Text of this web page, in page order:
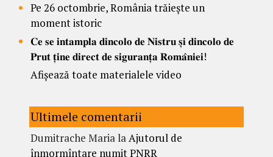
Pe 26 octombrie, România trăiește un
moment istoric
𝐂𝐞 𝐬𝐞 𝐢𝐧𝐭𝐚𝐦𝐩𝐥𝐚 𝐝𝐢𝐧𝐜𝐨𝐥𝐨 𝐝𝐞 𝐍𝐢𝐬𝐭𝐫𝐮 𝐬̦𝐢 𝐝𝐢𝐧𝐜𝐨𝐥𝐨 𝐝𝐞
𝐏𝐫𝐮𝐭 𝐭̦𝐢𝐧𝐞 𝐝𝐢𝐫𝐞𝐜𝐭 𝐝𝐞 𝐬𝐢𝐠𝐮𝐫𝐚𝐧𝐭̦𝐚 𝐑𝐨𝐦𝐚̂𝐧𝐢𝐞𝐢!
Afișează toate materialele video
Ultimele comentarii
Dumitrache MarialaAjutorul de
înmormîntare numit PNRR